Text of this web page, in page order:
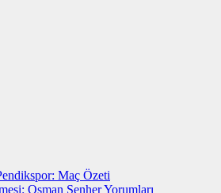
Maç Özeti
Osman Şenher Yorumları